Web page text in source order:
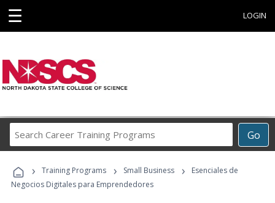
☰ LOGIN
Go
Career
Programs
› Training Programs › Small Business ›
Esenciales de
Negocios Digitales para Emprendedores